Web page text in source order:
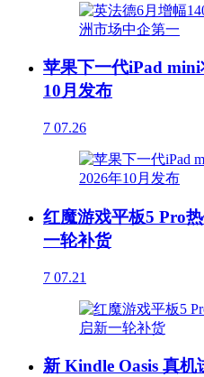
苹果下一代iPad
10月发布
7 07.26
红魔游戏平板5 Pro
一轮补货
7 07.21
新 Kindle Oasis 真